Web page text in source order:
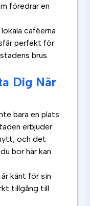
föredrar en
caféerna
perfekt för
brus.
Dig När
bara en plats
erbjuder
och det
bor här kan
känt för sin
tillgång till